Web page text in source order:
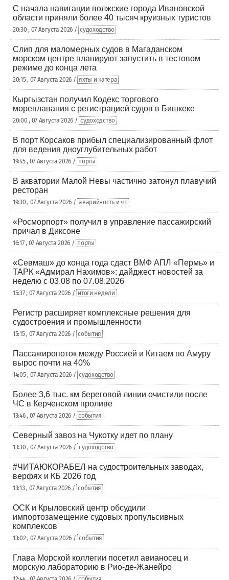
С начала навигации волжские города Ивановской
области приняли более 40 тысяч круизных туристов
20:30 , 07 Августа 2026 / судоходство
Слип для маломерных судов в Магаданском
морском центре планируют запустить в тестовом
режиме до конца лета
20:15 , 07 Августа 2026 / яхты и катера
Кыргызстан получил Кодекс торгового
мореплавания с регистрацией судов в Бишкеке
20:00 , 07 Августа 2026 / судоходство
В порт Корсаков прибыл специализированный флот
для ведения дноуглубительных работ
19:45 , 07 Августа 2026 / порты
В акватории Малой Невы частично затонул плавучий
ресторан
19:30 , 07 Августа 2026 / аварийность и чп
«Росморпорт» получил в управление пассажирский
причал в Диксоне
16:17 , 07 Августа 2026 / порты
«Севмаш» до конца года сдаст ВМФ АПЛ «Пермь» и
ТАРК «Адмирал Нахимов»: дайджест новостей за
неделю с 03.08 по 07.08.2026
15:37 , 07 Августа 2026 / итоги недели
Регистр расширяет комплексные решения для
судостроения и промышленности
15:15 , 07 Августа 2026 / события
Пассажиропоток между Россией и Китаем по Амуру
вырос почти на 40%
14:05 , 07 Августа 2026 / судоходство
Более 3,6 тыс. км береговой линии очистили после
ЧС в Керченском проливе
13:46 , 07 Августа 2026 / события
Северный завоз на Чукотку идет по плану
13:30 , 07 Августа 2026 / судоходство
#ЧИТАЮКОРАБЕЛ на судостроительных заводах,
верфях и КБ 2026 год
13:13 , 07 Августа 2026 / события
ОСК и Крыловский центр обсудили
импортозамещение судовых пропульсивных
комплексов
13:02 , 07 Августа 2026 / события
Глава Морской коллегии посетил авианосец и
морскую лабораторию в Рио-де-Жанейро